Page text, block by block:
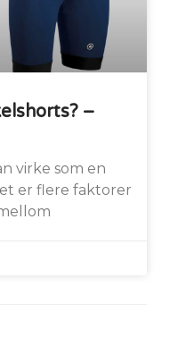
–
virke som en
er flere faktorer